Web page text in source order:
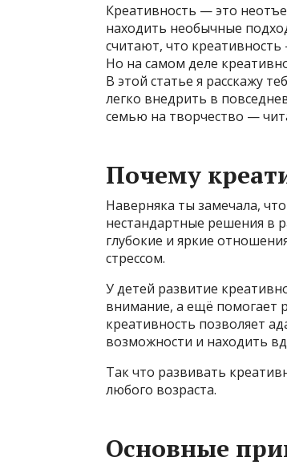
Креативность — это
находить необычные
считают, что
Но на самом деле
В этой статье я расскажу
легко внедрить в
семью на творчество —
Почему
Наверняка ты замечала,
нестандартные решения в
глубокие и яркие
стрессом.
У детей развитие
внимание, а ещё помогает
креативность позволяет
возможности и находить
Так что развивать
любого возраста.
Основные